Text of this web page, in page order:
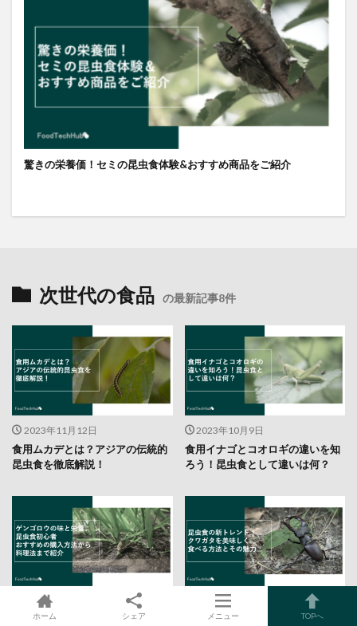
驚きの栄養価！セミの昆虫食体験&おすすめ商品をご紹介
次世代の食品 の最新記事8件
2023年11月12日
食用ムカデとは？アジアの伝統的
昆虫食を徹底解説！
2023年10月9日
食用イナゴとコオロギの違いを知
ろう！昆虫食として違いは何？
2023年10月9日
ゲンゴロウの味と栄養：昆虫食初
2023年10月9日
昆虫食の新トレンド！クワガタを
ホーム シェア メニュー TOPへ